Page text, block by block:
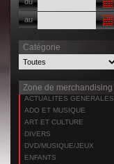
au
Catégorie
Zone de merchandising
ACTUALITES GENERALES
ADO ET MUSIQUE
ART ET CULTURE
DIVERS
DVD/MUSIQUE/JEUX
ENFANTS